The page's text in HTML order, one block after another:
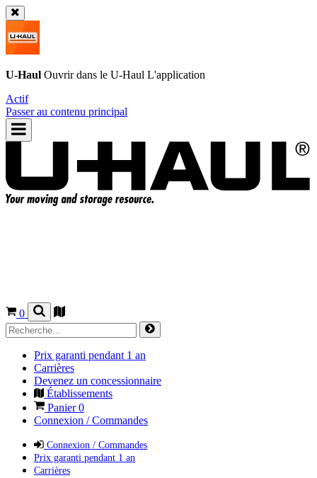
U-Haul Ouvrir dans le U-Haul L'application
Actif
Passer au contenu principal
0
Prix garanti pendant 1 an
Carrières
Devenez un concessionnaire
Établissements
Panier0
Connexion / Commandes
Connexion / Commandes
Prix garanti pendant 1 an
Carrières